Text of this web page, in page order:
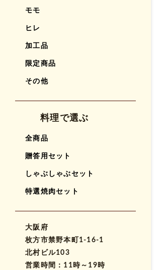
モモ
ヒレ
加工品
限定商品
その他
料理で選ぶ
全商品
贈答用セット
しゃぶしゃぶセット
特選焼肉セット
大阪府
枚方市禁野本町1-16-1
北村ビル103
営業時間：11時～19時